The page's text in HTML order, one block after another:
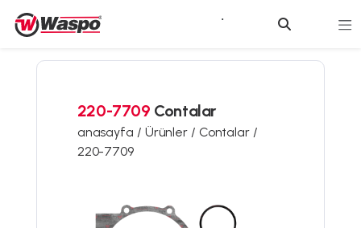
220-7709 Contalar
anasayfa / Ürünler / Contalar /
220-7709